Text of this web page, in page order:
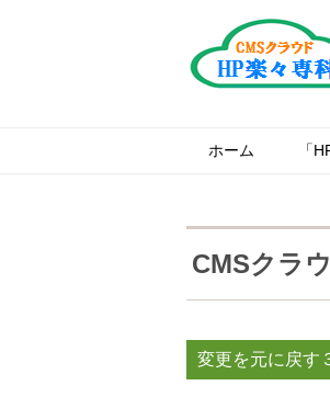
ホーム 「
CMSクラ
変更を元に戻す